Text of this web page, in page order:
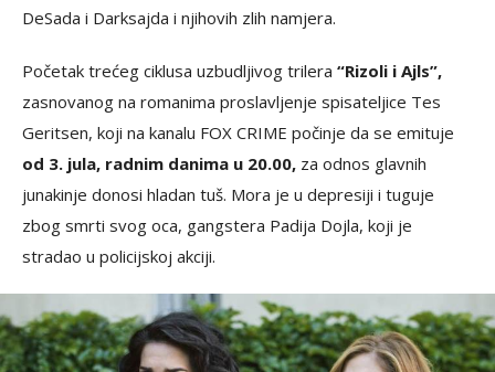
DeSada i Darksajda i njihovih zlih namjera.
Početak trećeg ciklusa uzbudljivog trilera “Rizoli i Ajls”,
zasnovanog na romanima proslavljenje spisateljice Tes
Geritsen, koji na kanalu FOX CRIME počinje da se emituje
od 3. jula, radnim danima u 20.00, za odnos glavnih
junakinje donosi hladan tuš. Mora je u depresiji i tuguje
zbog smrti svog oca, gangstera Padija Dojla, koji je
stradao u policijskoj akciji.